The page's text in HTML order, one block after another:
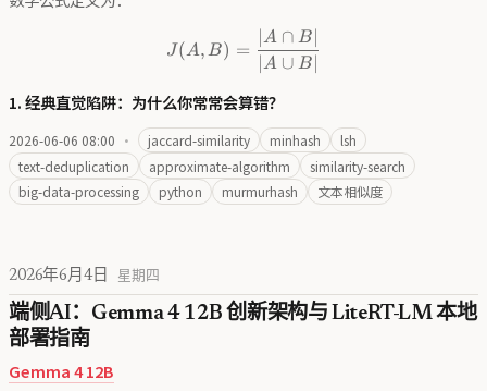
J(A, B) = \frac{|A \cap
J(A, B) =
∣A ∪ B∣
∣A ∩ B∣
1. 经典直觉陷阱：为什么你常常会算错？
2026-06-06 08:00 · jaccard-similarity minhash
lsh
text-deduplication
approximate-algorithm
similarity-search
big-data-processing
python murmurhash 文本相似度
2026年6月4日 星期四
端侧AI：Gemma 4 12B 创新架构与 LiteRT-LM 本地
部署指南
Gemma 4 12B